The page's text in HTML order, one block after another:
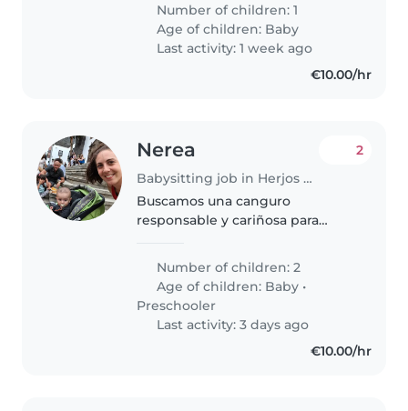
and Tuesday.
Number of children: 1
Age of children: Baby
Last activity: 1 week ago
€10.00/hr
Nerea
Babysitting job in Herjos del Tanque
2
Buscamos una canguro
responsable y cariñosa para
niños llenos de energía y muy
cariñosos, necesitan alguien
tranquilo pero..
Number of children: 2
Age of children: Baby •
Preschooler
Last activity: 3 days ago
€10.00/hr